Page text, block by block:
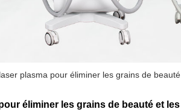
plasma pour éliminer les grains de
éliminer les grains de beauté et